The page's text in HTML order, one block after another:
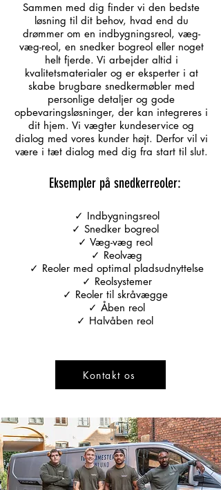
Sammen med dig finder vi den bedste
løsning til dit behov, hvad end du
drømmer om en indbygningsreol, væg-
væg-reol, en snedker bogreol eller noget
helt fjerde. Vi arbejder altid i
kvalitetsmaterialer og er eksperter i at
skabe brugbare snedkermøbler med
personlige detaljer og gode
opbevaringsløsninger, der kan integreres i
dit hjem. Vi vægter kundeservice og
dialog med vores kunder højt. Derfor vil vi
være i tæt dialog med dig fra start til slut.
Eksempler på snedkerreoler:
✓ Indbygningsreol
✓ Snedker bogreol
✓ Væg-væg reol
✓ Reolvæg
✓ Reoler med optimal pladsudnyttelse
✓ Reolsystemer
✓ Reoler til skråvægge
✓ Åben reol
✓ Halvåben reol
Kontakt os